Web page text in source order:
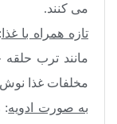
می کنند.
تازه همراه با غذا
مانند ترب حلقه
مخلفات غذا نوش
به صورت ادویه: